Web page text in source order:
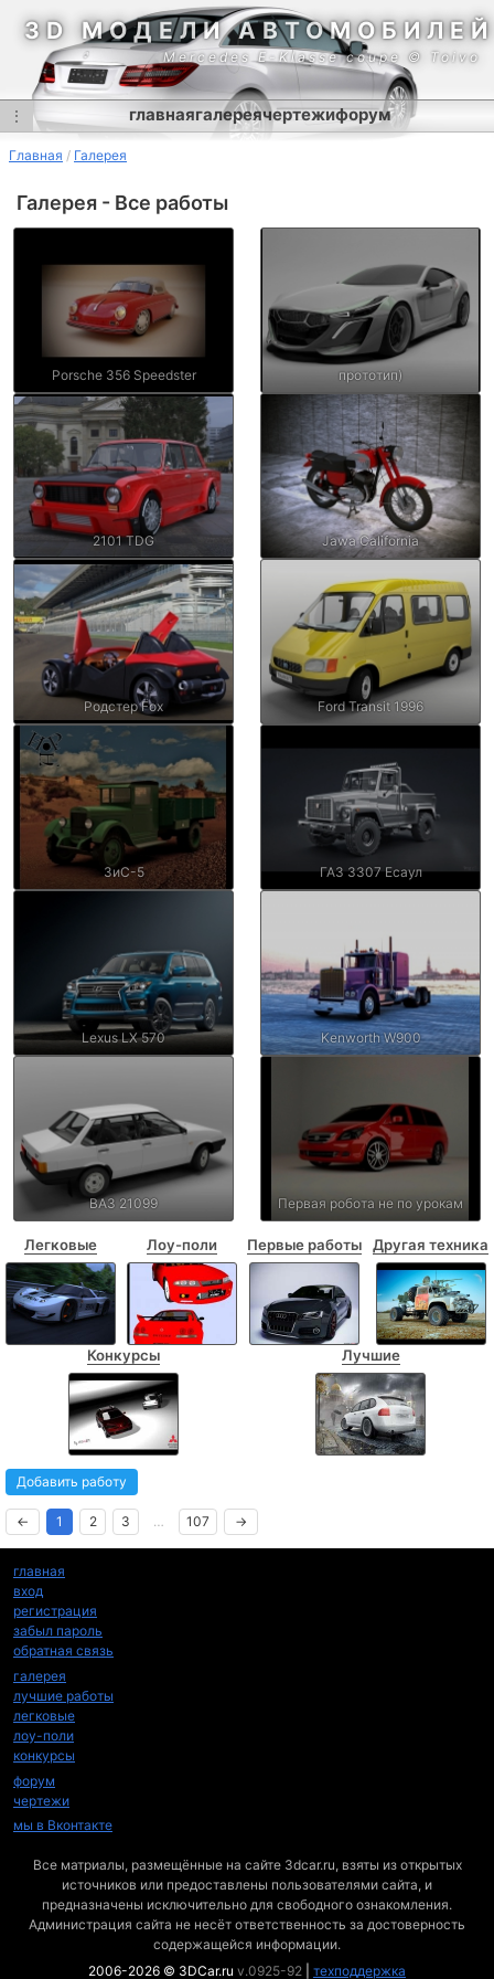
3D МОДЕЛИ АВТОМОБИЛЕЙ
Mercedes E-Klasse coupe © Toivo
⋮ главнаягалереячертежифорум
Главная Галерея
Галерея - Все работы
Porsche 356 Speedster прототип)
2101 TDG Jawa California
Родстер Fox Ford Transit 1996
ЗиС-5 ГАЗ 3307 Есаул
Lexus LX 570 Kenworth W900
ВАЗ 21099 Первая робота не по урокам
Легковые Лоу-поли Первые работы Другая техника
Конкурсы Лучшие
Добавить работу
← 1 2 3 … 107 →
главная
вход
регистрация
забыл пароль
обратная связь
галерея
лучшие работы
легковые
лоу-поли
конкурсы
форум
чертежи
мы в Вконтакте
Все матриалы, размещённые на сайте 3dcar.ru, взяты из открытых
источников или предоставлены пользователями сайта, и
предназначены исключительно для свободного ознакомления.
Администрация сайта не несёт ответственность за достоверность
содержащейся информации.
2006-2026 © 3DCar.ru v.0925-92 техподдержка